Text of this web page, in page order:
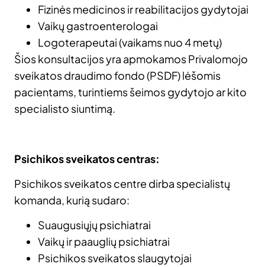
Fizinės medicinos ir reabilitacijos gydytojai​
Vaikų gastroenterologai​
Logoterapeutai (vaikams nuo 4 metų)
Šios konsultacijos yra apmokamos Privalomojo
sveikatos draudimo fondo (PSDF) lėšomis
pacientams, turintiems šeimos gydytojo ar kito
specialisto siuntimą. ​
Psichikos sveikatos centras:
Psichikos sveikatos centre dirba specialistų
komanda, kurią sudaro:​
Suaugusiųjų psichiatrai​
Vaikų ir paauglių psichiatrai​
Psichikos sveikatos slaugytojai